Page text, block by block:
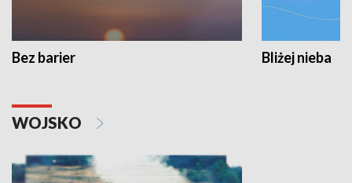
Bez barier Bliżej nieba
WOJSKO